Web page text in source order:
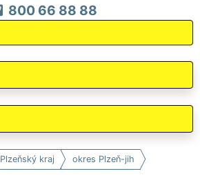
800 66 88 88
Plzeňský kraj okres Plzeň-jih